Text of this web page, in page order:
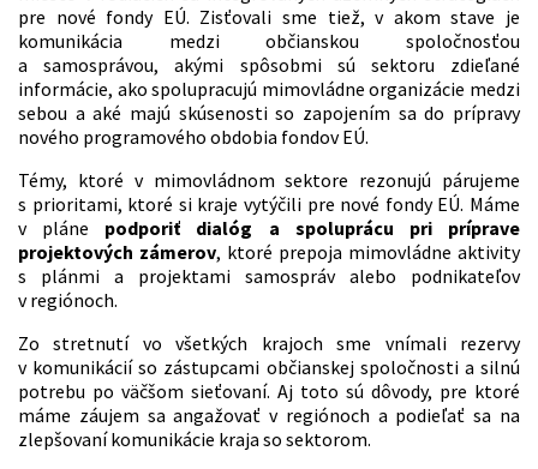
pre nové fondy EÚ. Zisťovali sme tiež, v akom stave je
komunikácia medzi občianskou spoločnosťou
a samosprávou, akými spôsobmi sú sektoru zdieľané
informácie, ako spolupracujú mimovládne organizácie medzi
sebou a aké majú skúsenosti so zapojením sa do prípravy
nového programového obdobia fondov EÚ.
Témy, ktoré v mimovládnom sektore rezonujú párujeme
s prioritami, ktoré si kraje vytýčili pre nové fondy EÚ. Máme
v pláne podporiť dialóg a spoluprácu pri príprave
projektových zámerov, ktoré prepoja mimovládne aktivity
s plánmi a projektami samospráv alebo podnikateľov
v regiónoch.
Zo stretnutí vo všetkých krajoch sme vnímali rezervy
v komunikácií so zástupcami občianskej spoločnosti a silnú
potrebu po väčšom sieťovaní. Aj toto sú dôvody, pre ktoré
máme záujem sa angažovať v regiónoch a podieľať sa na
zlepšovaní komunikácie kraja so sektorom.